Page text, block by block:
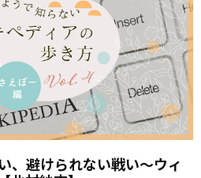
、避けられない戦い～ウィ